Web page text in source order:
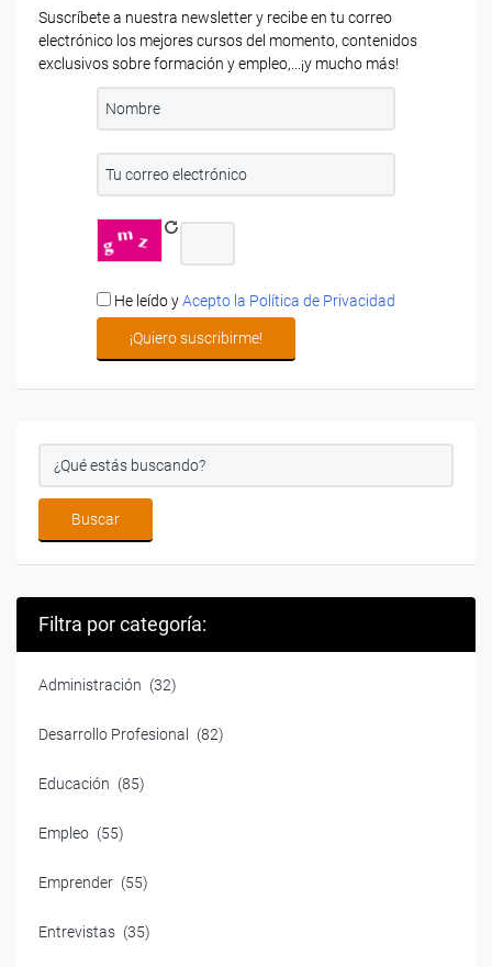
Suscríbete a nuestra newsletter y recibe en tu correo
electrónico los mejores cursos del momento, contenidos
exclusivos sobre formación y empleo,...¡y mucho más!
He leído yAcepto la Política de Privacidad
Filtra por categoría:
Administración (32)
Desarrollo Profesional (82)
Educación (85)
Empleo (55)
Emprender (55)
Entrevistas (35)